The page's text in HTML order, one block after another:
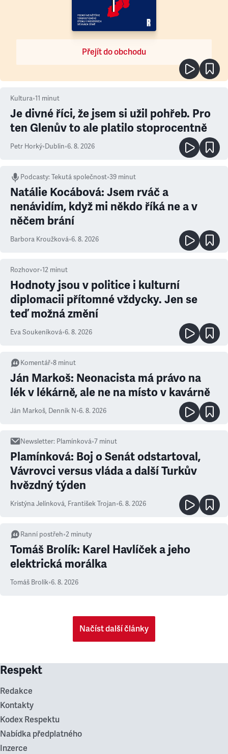
Přejít do obchodu
Kultura•11 minut
Je divné říci, že jsem si užil pohřeb. Pro
ten Glenův to ale platilo stoprocentně
Petr Horký•Dublin•6. 8. 2026
Podcasty:Tekutá společnost•39 minut
Natálie Kocábová: Jsem rváč a
nenávidím, když mi někdo říká ne a v
něčem brání
Barbora Kroužková•6. 8. 2026
Rozhovor•12 minut
Hodnoty jsou v politice i kulturní
diplomacii přítomné vždycky. Jen se
teď možná změní
Eva Soukeníková•6. 8. 2026
Komentář•8 minut
Ján Markoš: Neonacista má právo na
lék v lékárně, ale ne na místo v kavárně
Ján Markoš, Denník N•6. 8. 2026
Newsletter: Plamínková•7 minut
Plamínková: Boj o Senát odstartoval,
Vávrovci versus vláda a další Turkův
hvězdný týden
Kristýna Jelínková, František Trojan•6. 8. 2026
Ranní postřeh•2 minuty
Tomáš Brolík: Karel Havlíček a jeho
elektrická morálka
Tomáš Brolík•6. 8. 2026
Načíst další články
Respekt
Redakce
Kontakty
Kodex Respektu
Nabídka předplatného
Inzerce